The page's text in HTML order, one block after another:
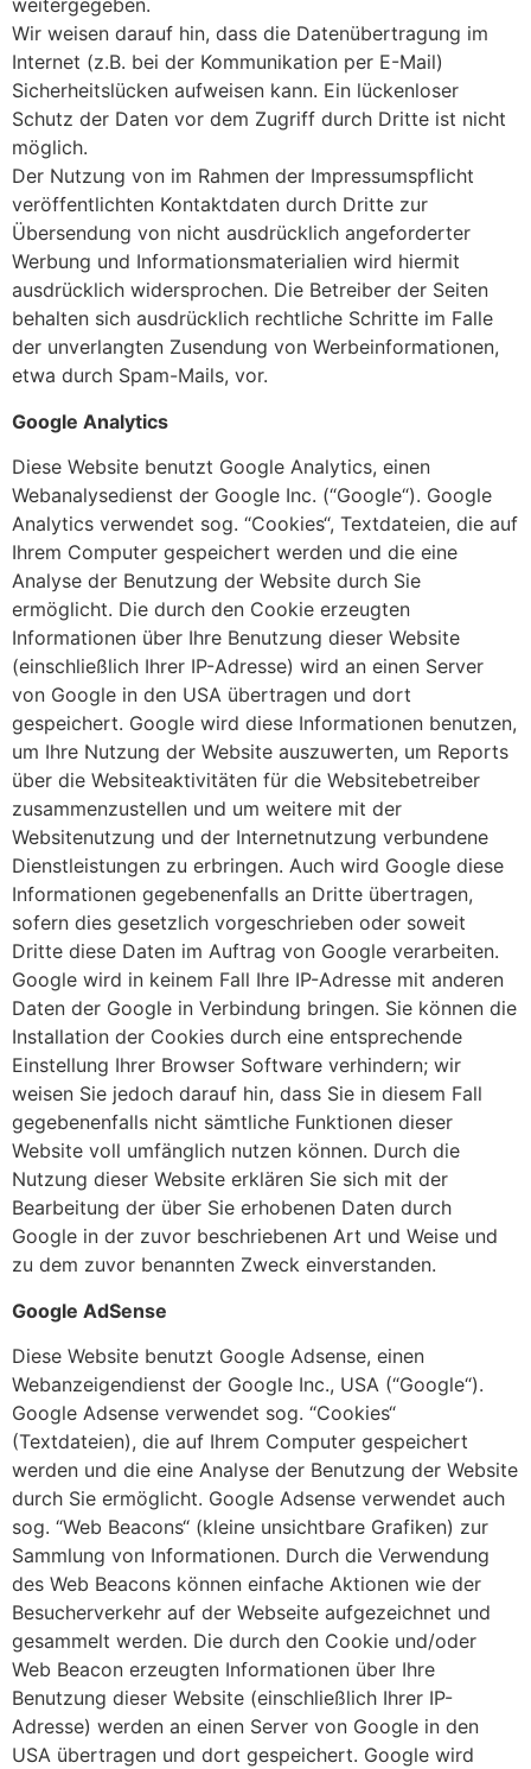
weitergegeben.
Wir weisen darauf hin, dass die Datenübertragung im
Internet (z.B. bei der Kommunikation per E-Mail)
Sicherheitslücken aufweisen kann. Ein lückenloser
Schutz der Daten vor dem Zugriff durch Dritte ist nicht
möglich.
Der Nutzung von im Rahmen der Impressumspflicht
veröffentlichten Kontaktdaten durch Dritte zur
Übersendung von nicht ausdrücklich angeforderter
Werbung und Informationsmaterialien wird hiermit
ausdrücklich widersprochen. Die Betreiber der Seiten
behalten sich ausdrücklich rechtliche Schritte im Falle
der unverlangten Zusendung von Werbeinformationen,
etwa durch Spam-Mails, vor.
Google Analytics
Diese Website benutzt Google Analytics, einen
Webanalysedienst der Google Inc. (“Google“). Google
Analytics verwendet sog. “Cookies“, Textdateien, die auf
Ihrem Computer gespeichert werden und die eine
Analyse der Benutzung der Website durch Sie
ermöglicht. Die durch den Cookie erzeugten
Informationen über Ihre Benutzung dieser Website
(einschließlich Ihrer IP-Adresse) wird an einen Server
von Google in den USA übertragen und dort
gespeichert. Google wird diese Informationen benutzen,
um Ihre Nutzung der Website auszuwerten, um Reports
über die Websiteaktivitäten für die Websitebetreiber
zusammenzustellen und um weitere mit der
Websitenutzung und der Internetnutzung verbundene
Dienstleistungen zu erbringen. Auch wird Google diese
Informationen gegebenenfalls an Dritte übertragen,
sofern dies gesetzlich vorgeschrieben oder soweit
Dritte diese Daten im Auftrag von Google verarbeiten.
Google wird in keinem Fall Ihre IP-Adresse mit anderen
Daten der Google in Verbindung bringen. Sie können die
Installation der Cookies durch eine entsprechende
Einstellung Ihrer Browser Software verhindern; wir
weisen Sie jedoch darauf hin, dass Sie in diesem Fall
gegebenenfalls nicht sämtliche Funktionen dieser
Website voll umfänglich nutzen können. Durch die
Nutzung dieser Website erklären Sie sich mit der
Bearbeitung der über Sie erhobenen Daten durch
Google in der zuvor beschriebenen Art und Weise und
zu dem zuvor benannten Zweck einverstanden.
Google AdSense
Diese Website benutzt Google Adsense, einen
Webanzeigendienst der Google Inc., USA (“Google“).
Google Adsense verwendet sog. “Cookies“
(Textdateien), die auf Ihrem Computer gespeichert
werden und die eine Analyse der Benutzung der Website
durch Sie ermöglicht. Google Adsense verwendet auch
sog. “Web Beacons“ (kleine unsichtbare Grafiken) zur
Sammlung von Informationen. Durch die Verwendung
des Web Beacons können einfache Aktionen wie der
Besucherverkehr auf der Webseite aufgezeichnet und
gesammelt werden. Die durch den Cookie und/oder
Web Beacon erzeugten Informationen über Ihre
Benutzung dieser Website (einschließlich Ihrer IP-
Adresse) werden an einen Server von Google in den
USA übertragen und dort gespeichert. Google wird